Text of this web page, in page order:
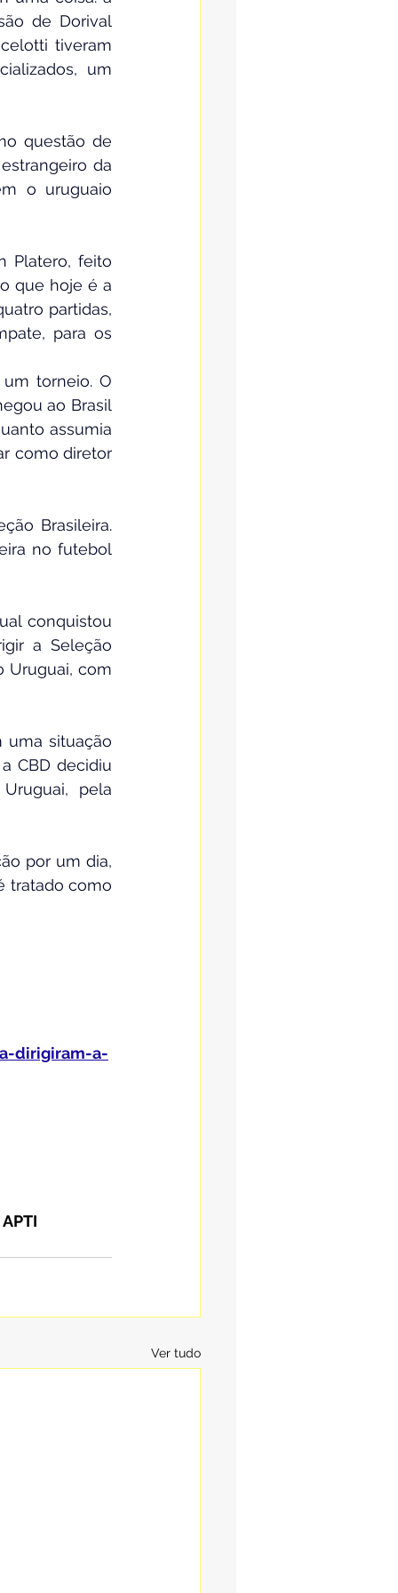
de Dorival
tiveram
um
questão de
da
o uruguaio
Platero, feito
que hoje é a
partidas,
para os
torneio. O
ao Brasil
assumia
como diretor
Brasileira.
no futebol
conquistou
a Seleção
Uruguai, com
uma situação
CBD decidiu
pela
por um dia,
tratado como
dirigiram-a-
Ver tudo